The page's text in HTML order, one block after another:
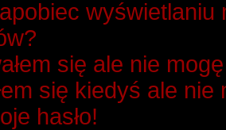
się ale nie
się kiedyś ale
hasło!